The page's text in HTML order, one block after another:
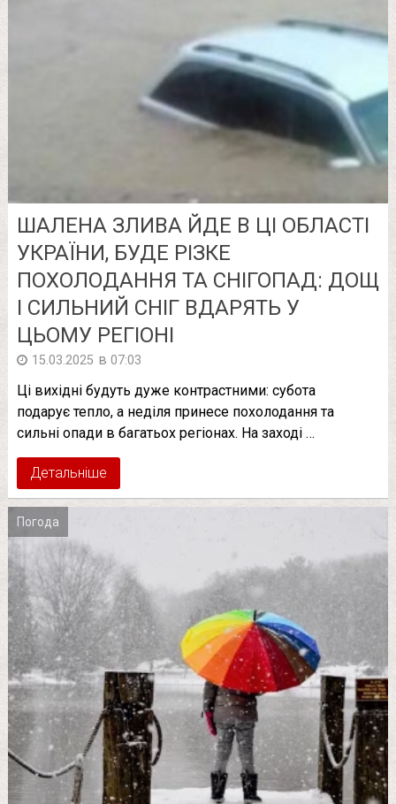
ШАЛЕНА ЗЛИВА ЙДЕ В ЦІ ОБЛАСТІ
УКРАЇНИ, БУДЕ РІЗКЕ
ПОХОЛОДАННЯ ТА СНІГОПАД: ДОЩ
І СИЛЬНИЙ СНІГ ВДАРЯТЬ У
ЦЬОМУ РЕГІОНІ
15.03.2025 в 07:03
Ці вихідні будуть дуже контрастними: субота
подарує тепло, а неділя принесе похолодання та
сильні опади в багатьох регіонах. На заході …
Детальніше
Погода